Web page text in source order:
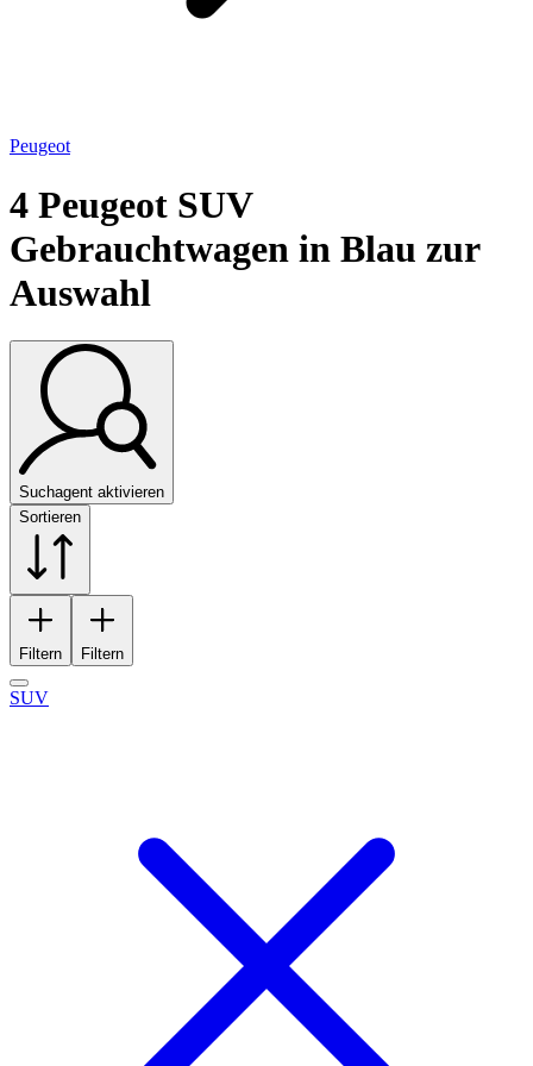
Peugeot
4 Peugeot SUV
Gebrauchtwagen in Blau zur
Auswahl
Suchagent aktivieren
Sortieren
Filtern Filtern
SUV